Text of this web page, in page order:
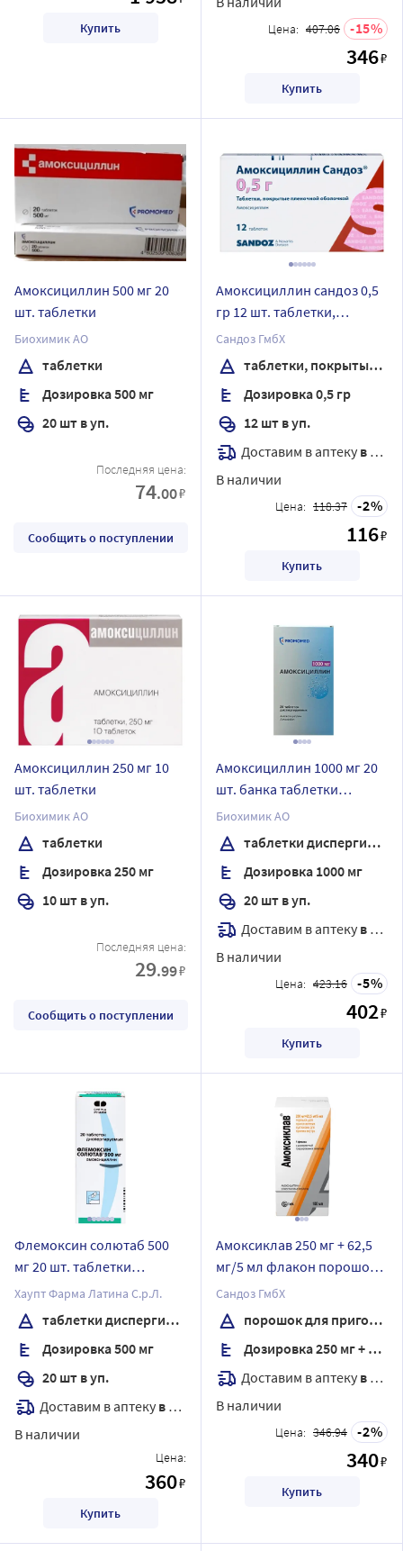
Купить Цена: 407.06 15
346₽
Купить
Амоксициллин 500 мг 20
шт. таблетки
Биохимик АО
таблетки
Дозировка 500 мг
20 шт в уп.
Последняя цена:
74.00₽
Сообщить о поступлении
Амоксициллин сандоз 0,5
гр 12 шт. таблетки,
покрытые пленочной
оболочкой
Сандоз ГмбХ
таблетки, покрытые пленочной оболочкой
Дозировка 0,5 гр
12 шт в уп.
Доставим в аптеку в течение 7 дней
В наличии
Цена: 118.37 2
116₽
Купить
Амоксициллин 250 мг 10
шт. таблетки
Биохимик АО
таблетки
Дозировка 250 мг
10 шт в уп.
Последняя цена:
29.99₽
Сообщить о поступлении
Амоксициллин 1000 мг 20
шт. банка таблетки
диспергируемые
Биохимик АО
таблетки диспергируемые
Дозировка 1000 мг
20 шт в уп.
Доставим в аптеку в течение 7 дней
В наличии
Цена: 423.16 5
402₽
Купить
Флемоксин солютаб 500
мг 20 шт. таблетки
диспергируемые
Хаупт Фарма Латина С.р.Л.
таблетки диспергируемые
Дозировка 500 мг
20 шт в уп.
Доставим в аптеку в течение 7 дней
В наличии
Цена:
360₽
Купить
Амоксиклав 250 мг + 62,5
мг/5 мл флакон порошок
для приготовления
суспензии для приема
внутрь 15,8 гр
комплектность шприц-
дозатор
Сандоз ГмбХ
порошок для приготовления суспензии для приема внутрь
Дозировка 250 мг + 62,5 мг/5 мл
Доставим в аптеку в течение 7 дней
В наличии
Цена: 346.94 2
340₽
Купить